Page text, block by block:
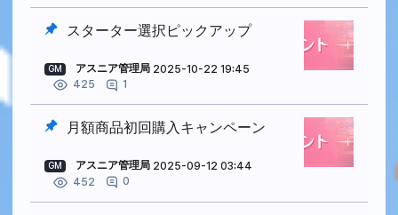
スターター選択ピックアップ
GM アスニア管理局 2025-10-22 19:45
425
1
月額商品初回購入キャンペーン
GM アスニア管理局 2025-09-12 03:44
452
0